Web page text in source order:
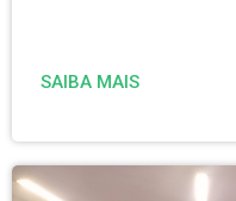
SAIBA MAIS